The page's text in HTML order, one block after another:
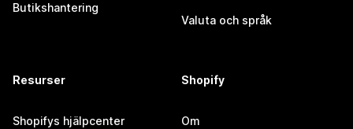
Butikshantering
Valuta och språk
Resurser
Shopifys hjälpcenter
Shopify
Om